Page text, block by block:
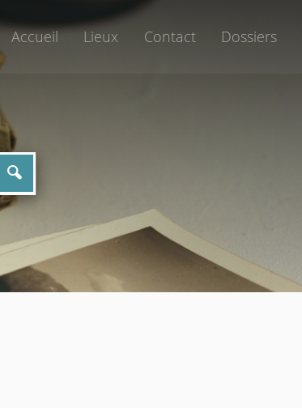
Accueil Lieux Contact Dossiers